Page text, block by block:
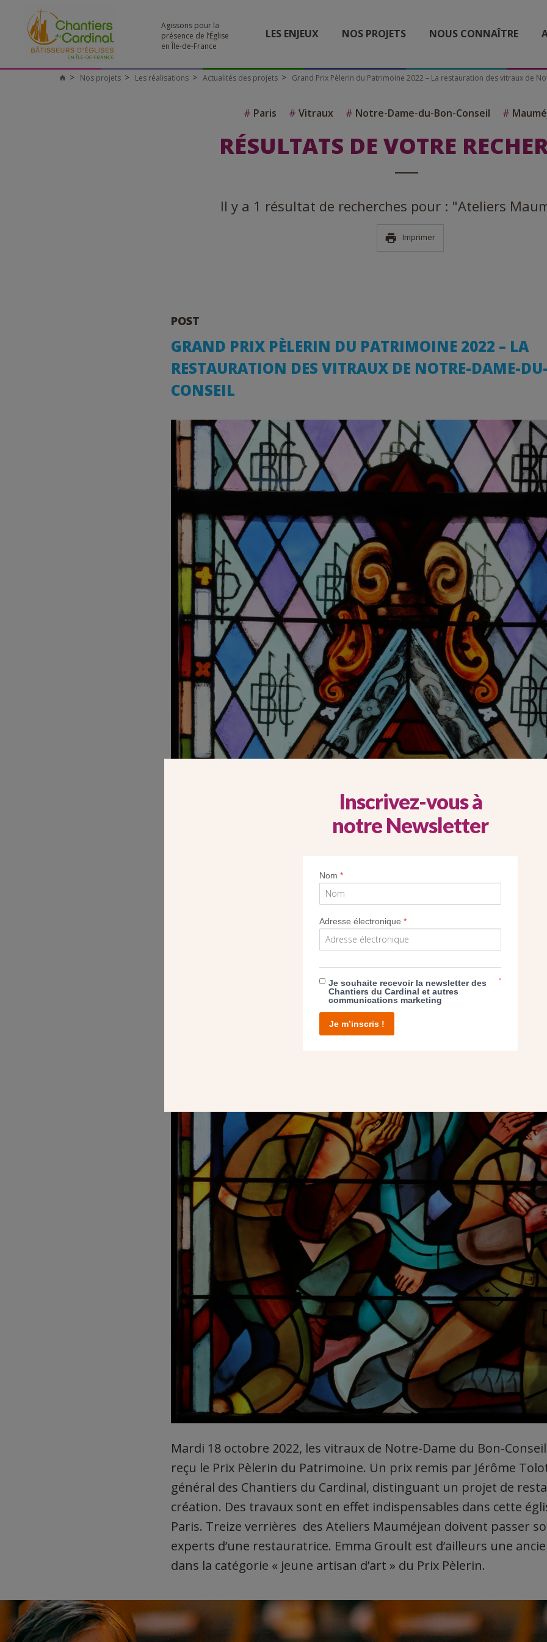
Agissons pour la
présence de l’Église
en Île-de-France
LES ENJEUX NOS PROJETS NOUS CONNAÎTRE
Nos projets Les réalisations Actualités des projets Grand Prix Pèlerin du Patrimoine 2022 – La restauration des vitraux de
# Paris # Vitraux # Notre-Dame-du-Bon-Conseil #
RÉSULTATS DE VOTRE
Il y a 1 résultat de recherches pour : "Ateliers
Imprimer
POST
GRAND PRIX PÈLERIN DU PATRIMOINE 2022 – LA
RESTAURATION DES VITRAUX DE NOTRE-DAME-
CONSEIL
Mardi 18 octobre 2022, les vitraux de Notre-Dame du Bon-
reçu le Prix Pèlerin du Patrimoine. Un prix remis par Jérôme
général des Chantiers du Cardinal, distinguant un projet de
création. Des travaux sont en effet indispensables dans cette
Paris. Treize verrières des Ateliers Mauméjean doivent passer
experts d’une restauratrice. Emma Groult est d’ailleurs une
dans la catégorie « jeune artisan d’art » du Prix Pèlerin.
Inscrivez-vous à
notre Newsletter
Nom*
Adresse électronique*
Je souhaite recevoir la newsletter des
Chantiers du Cardinal et autres
communications marketing
*
Je m’inscris !